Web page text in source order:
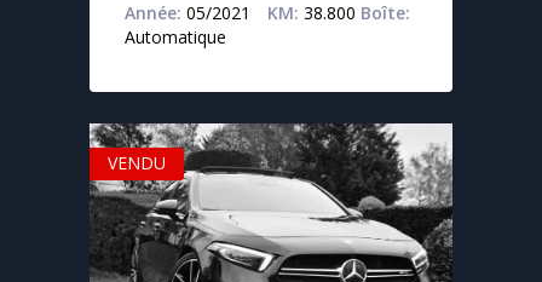
Année: 05/2021 KM: 38.800 Boîte:
Automatique
VENDU